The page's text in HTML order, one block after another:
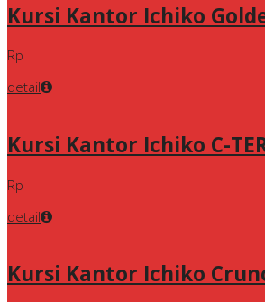
Kursi Kantor Ichiko
Rp
detail
Kursi Kantor Ichiko C-
Rp
detail
Kursi Kantor Ichiko